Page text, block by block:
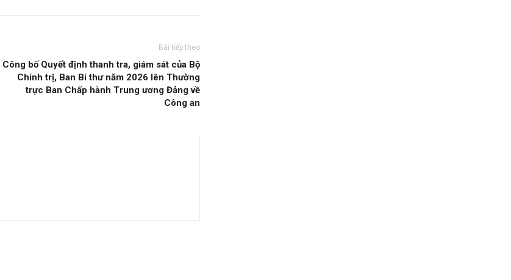
Bài tiếp theo
Công bố Quyết định thanh tra, giám sát của Bộ
Chính trị, Ban Bí thư năm 2026 lên Thường
trực Ban Chấp hành Trung ương Đảng về
Công an